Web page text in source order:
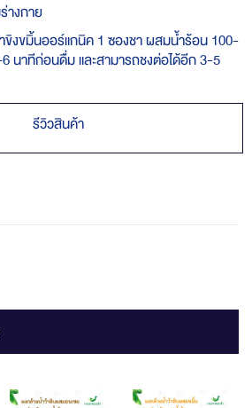
างกาย
ขิงขมิ้นออร์แกนิค 1 ซองชา ผสมน้ำร้อน 100-
นาทีก่อนดื่ม และสามารถชงต่อได้อีก 3-5
รีวิวสินค้า